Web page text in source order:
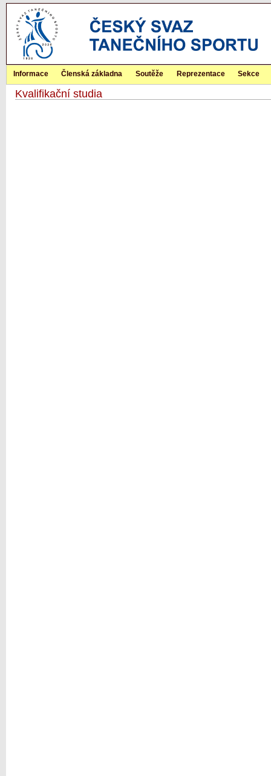
Informace Členská základna Soutěže Reprezentace Sekce
Kvalifikační studia